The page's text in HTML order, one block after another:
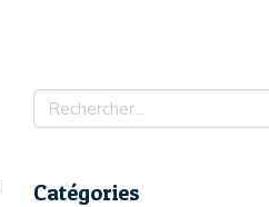
Rechercher
Catégories